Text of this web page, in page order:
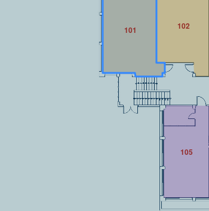
102
101
105